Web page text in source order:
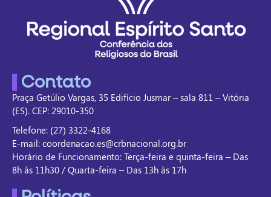
Contato
Praça Getúlio Vargas, 35 Edifício Jusmar – sala 811 – Vitória
(ES). CEP: 29010-350
Telefone: (27) 3322-4168
E-mail: coordenacao.es@crbnacional.org.br
Horário de Funcionamento: Terça-feira e quinta-feira – Das
8h às 11h30 / Quarta-feira – Das 13h às 17h